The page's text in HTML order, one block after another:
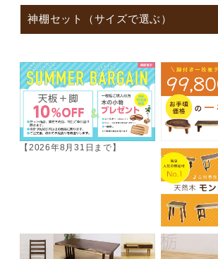
神棚セット（サイズで選ぶ）
【2026年8月31日まで】